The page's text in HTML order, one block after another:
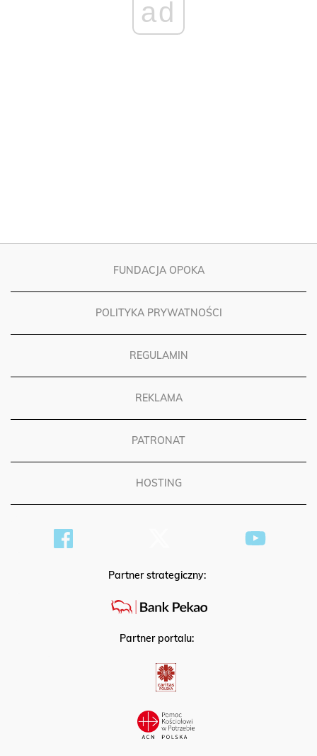
FUNDACJA OPOKA
POLITYKA PRYWATNOŚCI
REGULAMIN
REKLAMA
PATRONAT
HOSTING
Partner strategiczny:
Partner portalu: